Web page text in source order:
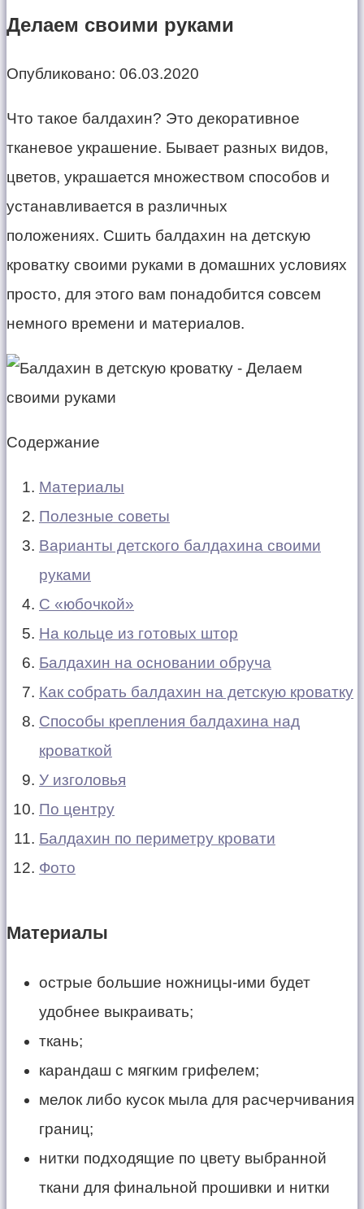
Делаем своими руками
Опубликовано: 06.03.2020
Что такое балдахин? Это декоративное
тканевое украшение. Бывает разных видов,
цветов, украшается множеством способов и
устанавливается в различных
положениях. Сшить балдахин на детскую
кроватку своими руками в домашних условиях
просто, для этого вам понадобится совсем
немного времени и материалов.
Содержание
Материалы
Полезные советы
Варианты детского балдахина своими
руками
С «юбочкой»
На кольце из готовых штор
Балдахин на основании обруча
Как собрать балдахин на детскую кроватку
Способы крепления балдахина над
кроваткой
У изголовья
По центру
Балдахин по периметру кровати
Фото
Материалы
острые большие ножницы-ими будет
удобнее выкраивать;
ткань;
карандаш с мягким грифелем;
мелок либо кусок мыла для расчерчивания
границ;
нитки подходящие по цвету выбранной
ткани для финальной прошивки и нитки